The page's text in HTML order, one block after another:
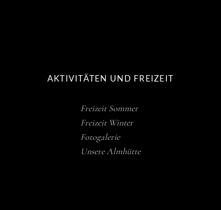
AKTIVITÄTEN UND FREIZEIT
Freizeit Sommer
Freizeit Winter
Fotogalerie
Unsere Almhütte